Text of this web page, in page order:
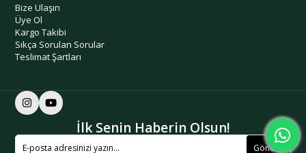
Bize Ulaşın
Üye Ol
Kargo Takibi
Sıkça Sorulan Sorular
Teslimat Şartları
İlk Senin Haberin Olsun!
Gönder